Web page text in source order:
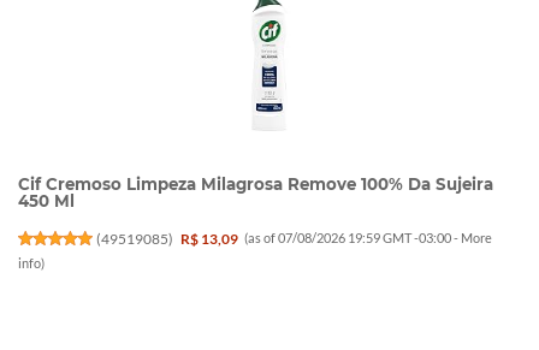
Cif Cremoso Limpeza Milagrosa Remove 100% Da Sujeira
450 Ml
(49519085) R$ 13,09 (as of 07/08/2026 19:59 GMT -03:00 - More
info)